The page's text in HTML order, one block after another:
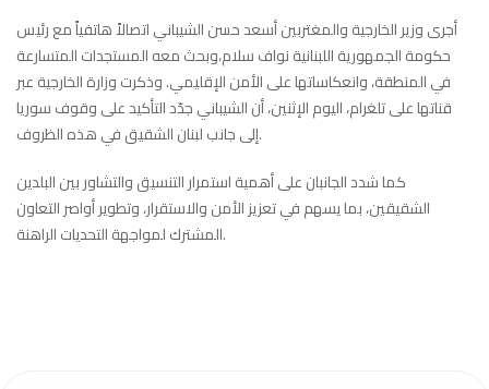
أجرى وزير الخارجية والمغتربين أسعد حسن الشيباني اتصالاً هاتفياً مع رئيس
حكومة الجمهورية اللبنانية نواف سلام،وبحث معه المستجدات المتسارعة
في المنطقة، وانعكاساتها على الأمن الإقليمي. وذكرت وزارة الخارجية عبر
قناتها على تلغرام، اليوم الإثنين، أن الشيباني جدّد التأكيد على وقوف سوريا
إلى جانب لبنان الشقيق في هذه الظروف.
كما شدد الجانبان على أهمية استمرار التنسيق والتشاور بين البلدين
الشقيقين، بما يسهم في تعزيز الأمن والاستقرار، وتطوير أواصر التعاون
المشترك لمواجهة التحديات الراهنة.